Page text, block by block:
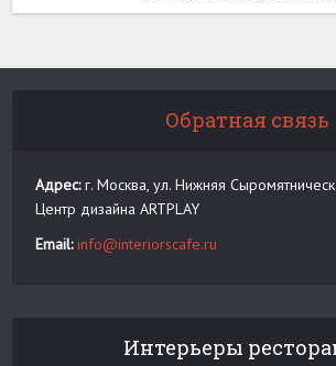
Обратная связь
Адрес:г. Москва, ул. Нижняя
Центр дизайна ARTPLAY
Email: info@interiorscafe.ru
Интерьеры